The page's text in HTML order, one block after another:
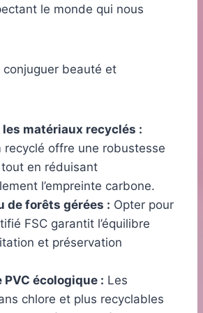
le monde qui nous
conjuguer beauté et
les matériaux recyclés :
recyclé offre une robustesse
en réduisant
l’empreinte carbone.
de forêts gérées : Opter pour
FSC garantit l’équilibre
et préservation
PVC écologique : Les
chlore et plus recyclables